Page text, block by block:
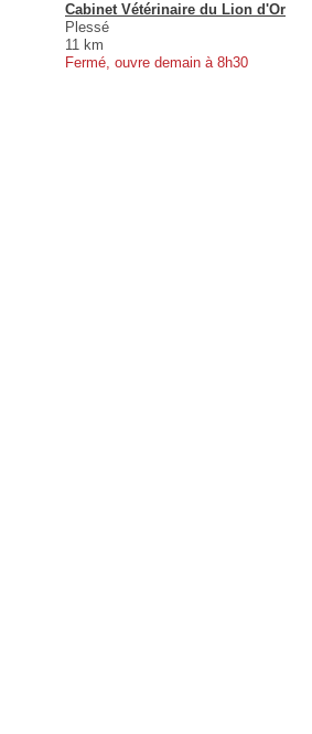
Cabinet Vétérinaire du Lion d'Or
Plessé
11 km
Fermé, ouvre demain à 8h30